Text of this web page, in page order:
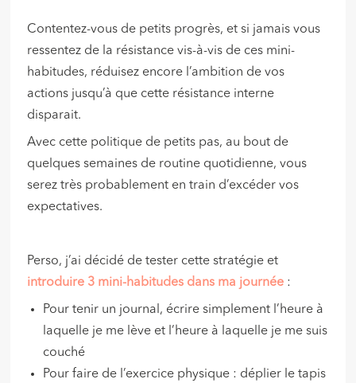
Contentez-vous de petits progrès, et si jamais vous
ressentez de la résistance vis-à-vis de ces mini-
habitudes, réduisez encore l’ambition de vos
actions jusqu’à que cette résistance interne
disparait.
Avec cette politique de petits pas, au bout de
quelques semaines de routine quotidienne, vous
serez très probablement en train d’excéder vos
expectatives.
Perso, j’ai décidé de tester cette stratégie et
introduire 3 mini-habitudes dans ma journée :
Pour tenir un journal, écrire simplement l’heure à
laquelle je me lève et l’heure à laquelle je me suis
couché
Pour faire de l’exercice physique : déplier le tapis